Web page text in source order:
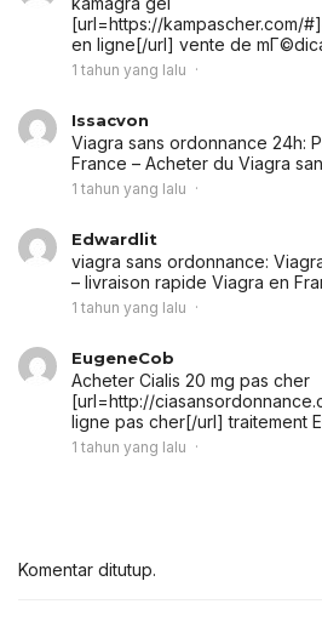
[url=https://kampascher.com/
en ligne[/url] vente de
1 tahun yang lalu
Issacvon
Viagra sans ordonnance 24h:
France – Acheter du Viagra
1 tahun yang lalu
Edwardlit
viagra sans ordonnance:
– livraison rapide Viagra en
1 tahun yang lalu
EugeneCob
Acheter Cialis 20 mg pas cher
[url=http://
ligne pas cher[/url] traitement
1 tahun yang lalu
Komentar ditutup.